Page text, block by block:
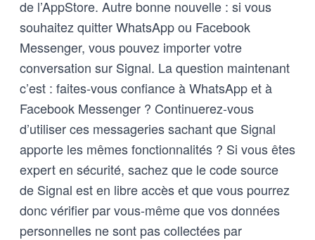
de l’AppStore. Autre bonne nouvelle : si vous
souhaitez quitter WhatsApp ou Facebook
Messenger, vous pouvez importer votre
conversation sur Signal. La question maintenant
c’est : faites-vous confiance à WhatsApp et à
Facebook Messenger ? Continuerez-vous
d’utiliser ces messageries sachant que Signal
apporte les mêmes fonctionnalités ? Si vous êtes
expert en sécurité, sachez que le code source
de Signal est en libre accès et que vous pourrez
donc vérifier par vous-même que vos données
personnelles ne sont pas collectées par